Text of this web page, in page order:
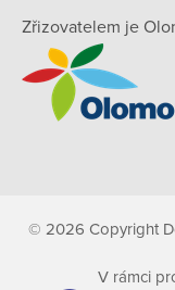
Zřizovatelem je
© 2026 Copyright
V rámci